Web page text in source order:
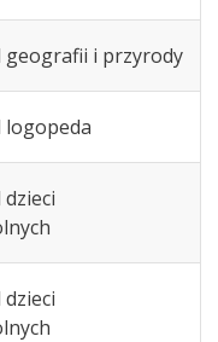
geografii i przyrody
logopeda
dzieci
dzieci